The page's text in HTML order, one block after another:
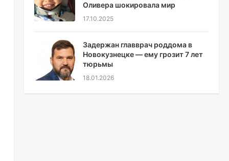
Оливера шокировала мир
17.10.2025
Задержан главврач роддома в
Новокузнецке — ему грозит 7 лет
тюрьмы
18.01.2026